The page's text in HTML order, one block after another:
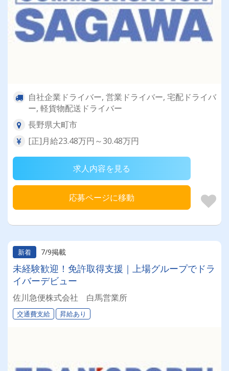
自社企業ドライバー, 営業ドライバー, 宅配ドライバ
ー, 軽貨物配送ドライバー
長野県大町市
[正]月給23.48万円～30.48万円
求人内容を見る
応募ページに移動
新着 7/9掲載
未経験歓迎！免許取得支援｜上場グループでドラ
イバーデビュー
佐川急便株式会社 白馬営業所
交通費支給 昇給あり